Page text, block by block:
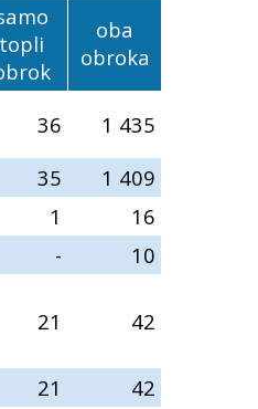
topli
oba
obroka
36
1 435
35
1 409
1
16
-
10
21 42
21 42